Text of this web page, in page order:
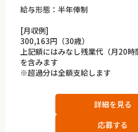
給与形態：半年俸制
[月収例]
300,163円（30歳）
上記額にはみなし残業代（月20時
を含みます
※超過分は全額支給します
詳細を見る
応募する